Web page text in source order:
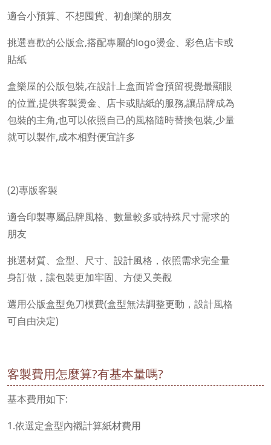
適合小預算、不想囤貨、初創業的朋友
挑選喜歡的公版盒,搭配專屬的logo燙金、彩色店卡或
貼紙
盒樂屋的公版包裝,在設計上盒面皆會預留視覺最顯眼
的位置,提供客製燙金、店卡或貼紙的服務,讓品牌成為
包裝的主角,也可以依照自己的風格隨時替換包裝,少量
就可以製作,成本相對便宜許多
(2)專版客製
適合印製專屬品牌風格、數量較多或特殊尺寸需求的
朋友
挑選材質、盒型、尺寸、設計風格，依照需求完全量
身訂做， 讓包裝更加牢固、方便又美觀
選用公版盒型免刀模費(盒型無法調整更動，設計風格
可自由決定)
客製費用怎麼算?有基本量嗎?
基本費用如下:
1.依選定盒型內襯計算紙材費用